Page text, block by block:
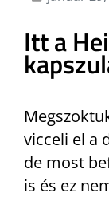
Itt a
vicceli el a
de most
is és ez